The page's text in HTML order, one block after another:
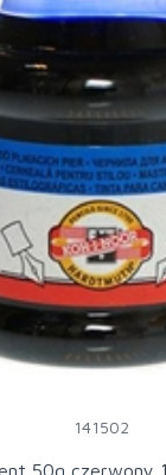
141502
50g czerwony